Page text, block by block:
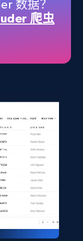
and more.
立即购买
Final
and more.
数据？
爬虫